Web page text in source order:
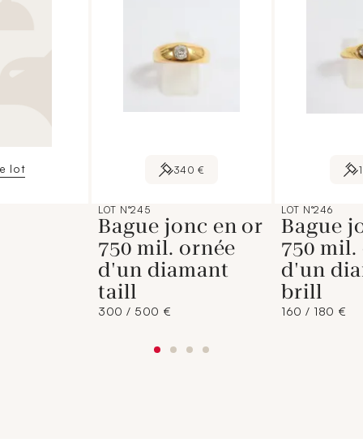
lot 340 €
LOT N°245
Bague jonc en or
750 mil. ornée
d'un diamant
taill
300 / 500 €
LOT N°246
Bague
750
d'un
brill
160 / 180 €